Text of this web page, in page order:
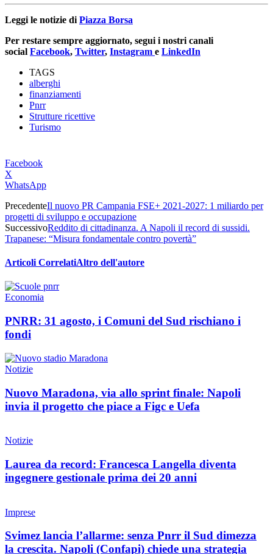
Leggi le notizie di Piazza Borsa
Per restare sempre aggiornato, segui i nostri canali
social Facebook, Twitter, Instagram e LinkedIn
TAGS
alberghi
finanziamenti
Pnrr
Strutture ricettive
Turismo
Facebook
X
WhatsApp
PrecedenteIl nuovo PR Campania FSE+ 2021-2027: 1 miliardo per
progetti di sviluppo e occupazione
SuccessivoReddito di cittadinanza. A Napoli il record di sussidi.
Trapanese: “Misura fondamentale contro povertà”
Articoli CorrelatiAltro dell'autore
Economia
PNRR: 31 agosto, i Comuni del Sud rischiano i
fondi
Notizie
Nuovo Maradona, via allo sprint finale: Napoli
invia il progetto che piace a Figc e Uefa
Notizie
Laurea da record: Francesca Langella diventa
ingegnere gestionale prima dei 20 anni
Imprese
Svimez lancia l’allarme: senza Pnrr il Sud dimezza
la crescita. Napoli (Confapi) chiede una strategia